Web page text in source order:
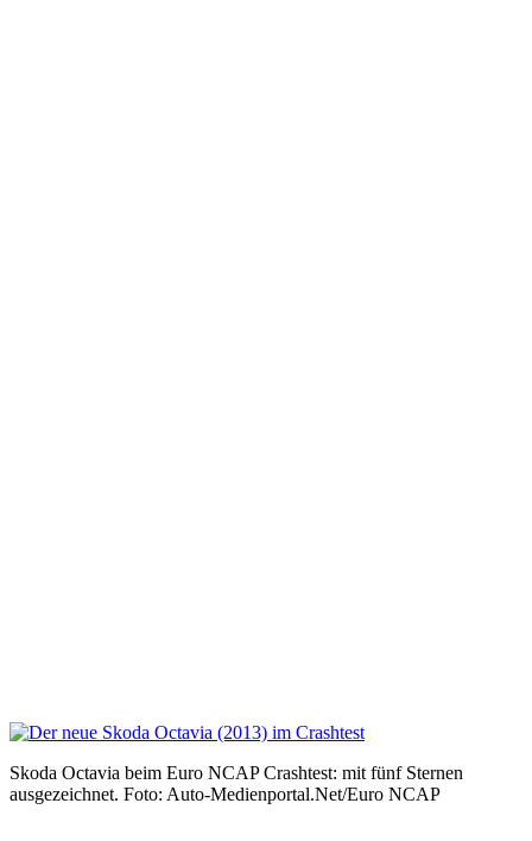
Skoda Octavia beim Euro NCAP Crashtest: mit fünf Sternen
ausgezeichnet. Foto: Auto-Medienportal.Net/Euro NCAP